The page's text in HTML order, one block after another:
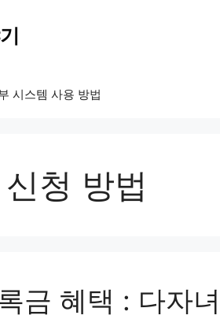
시스템 사용 방법
청 방법
금 혜택 : 다자